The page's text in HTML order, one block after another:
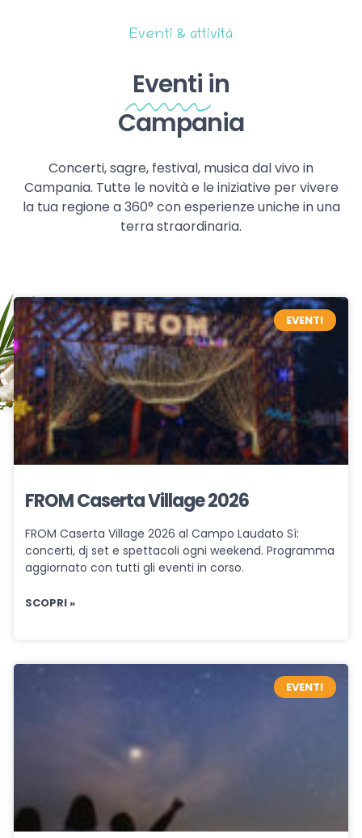
Eventi & attività
Eventi in
Campania
Concerti, sagre, festival, musica dal vivo in
Campania. Tutte le novità e le iniziative per vivere
la tua regione a 360° con esperienze uniche in una
terra straordinaria.
EVENTI
FROM Caserta Village 2026
FROM Caserta Village 2026 al Campo Laudato Sì:
concerti, dj set e spettacoli ogni weekend. Programma
aggiornato con tutti gli eventi in corso.
SCOPRI »
EVENTI